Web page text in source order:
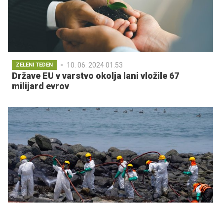
ZELENI TEDEN 10. 06. 2024 01.53
Države EU v varstvo okolja lani vložile 67
milijard evrov